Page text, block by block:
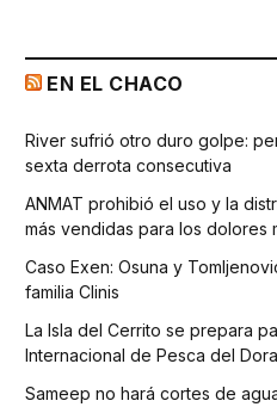
EN EL CHACO
River sufrió otro duro golpe:
sexta derrota consecutiva
ANMAT prohibió el uso y la
más vendidas para los dolores
Caso Exen: Osuna y
familia Clinis
La Isla del Cerrito se prepara
Internacional de Pesca del
Sameep no hará cortes de